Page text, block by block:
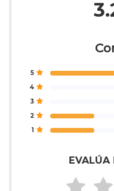
5
4
3
2
1
EVALÚA